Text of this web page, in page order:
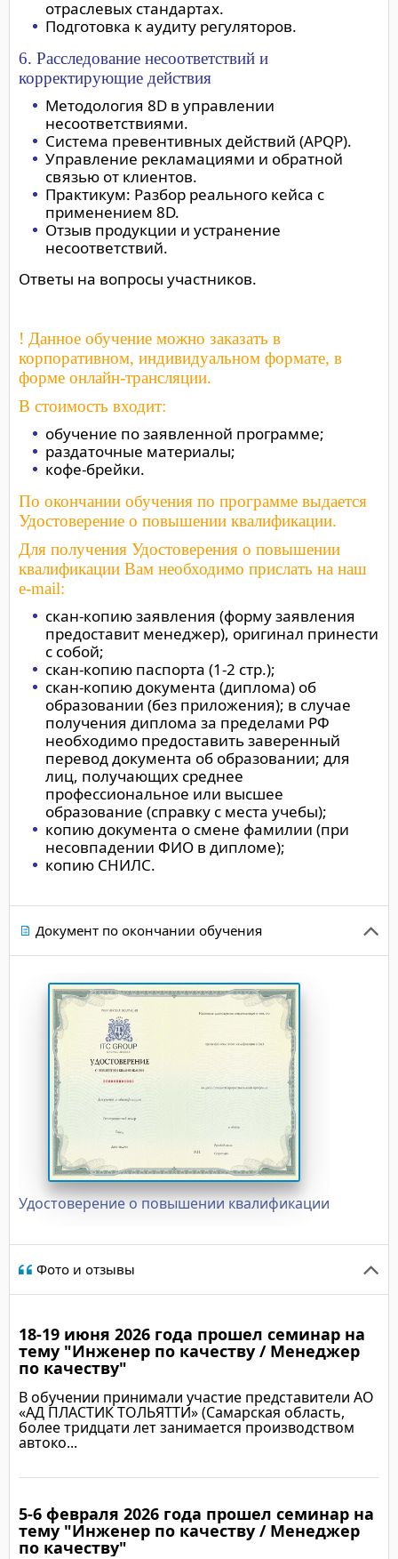
отраслевых стандартах.
Подготовка к аудиту регуляторов.
6. Расследование несоответствий и
корректирующие действия
Методология 8D в управлении
несоответствиями.
Система превентивных действий (APQP).
Управление рекламациями и обратной
связью от клиентов.
Практикум: Разбор реального кейса с
применением 8D.
Отзыв продукции и устранение
несоответствий.
Ответы на вопросы участников.
! Данное обучение можно заказать в
корпоративном, индивидуальном формате, в
форме онлайн-трансляции.
В стоимость входит:
обучение по заявленной программе;
раздаточные материалы;
кофе-брейки.
По окончании обучения по программе выдается
Удостоверение о повышении квалификации.
Для получения Удостоверения о повышении
квалификации Вам необходимо прислать на наш
e-mail:
скан-копию заявления (форму заявления
предоставит менеджер), оригинал принести
с собой;
скан-копию паспорта (1-2 стр.);
скан-копию документа (диплома) об
образовании (без приложения); в случае
получения диплома за пределами РФ
необходимо предоставить заверенный
перевод документа об образовании; для
лиц, получающих среднее
профессиональное или высшее
образование (справку с места учебы);
копию документа о смене фамилии (при
несовпадении ФИО в дипломе);
копию СНИЛС.
Документ по окончании обучения
Удостоверение о повышении квалификации
Фото и отзывы
18-19 июня 2026 года прошел семинар на
тему "Инженер по качеству / Менеджер
по качеству"
В обучении принимали участие представители АО
«АД ПЛАСТИК ТОЛЬЯТТИ» (Самарская область,
более тридцати лет занимается производством
автоко...
Подробнее
5-6 февраля 2026 года прошел семинар на
тему "Инженер по качеству / Менеджер
по качеству"